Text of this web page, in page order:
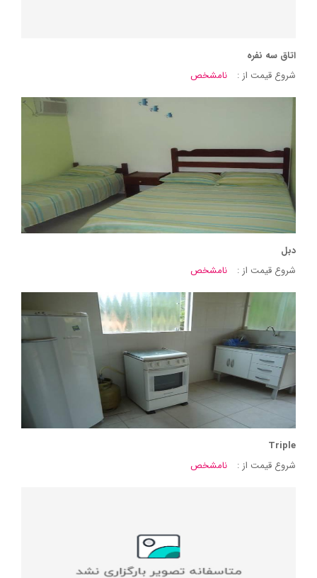
اتاق سه نفره
شروع قیمت از :
نامشخص
دبل
شروع قیمت از :
نامشخص
Triple
شروع قیمت از :
نامشخص